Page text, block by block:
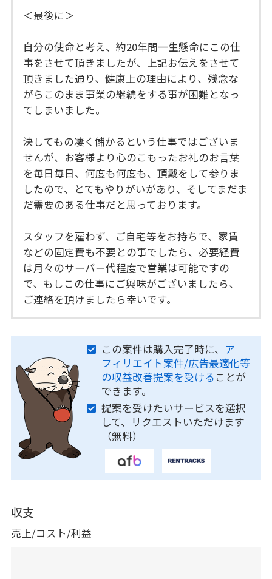
＜最後に＞
自分の使命と考え、約20年間一生懸命にこの仕
事をさせて頂きましたが、上記お伝えをさせて
頂きました通り、健康上の理由により、残念な
がらこのまま事業の継続をする事が困難となっ
てしまいました。
決してもの凄く儲かるという仕事ではございま
せんが、お客様より心のこもったお礼のお言葉
を毎日毎日、何度も何度も、頂戴をして参りま
したので、とてもやりがいがあり、そしてまだま
だ需要のある仕事だと思っております。
スタッフを雇わず、ご自宅等をお持ちで、家賃
などの固定費も不要との事でしたら、必要経費
は月々のサーバー代程度で営業は可能ですの
で、もしこの仕事にご興味がございましたら、
ご連絡を頂けましたら幸いです。
この案件は購入完了時に、 ア
フィリエイト案件/広告最適化等
の収益改善提案を受ける ことが
できます。
提案を受けたいサービスを選択
して、リクエストいただけます
（無料）
収支
売上/コスト/利益